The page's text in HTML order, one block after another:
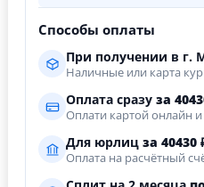
Способы оплаты
При получении в г.
Наличные или карта
Оплата сразу за
Оплати картой онлайн
Для юрлиц за 40430
Оплата на расчётный